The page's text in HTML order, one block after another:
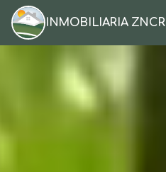
INMOBILIARIA ZNCR